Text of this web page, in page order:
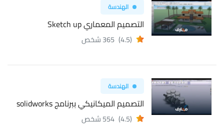
الهندسة
التصميم المعماري Sketch up
(4.5) 365 شخص
الهندسة
التصميم الميكانيكي ببرنامج solidworks
(4.5) 554 شخص